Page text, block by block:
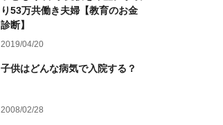
り53万共働き夫婦【教育のお金
診断】
2019/04/20
子供はどんな病気で入院する？
2008/02/28